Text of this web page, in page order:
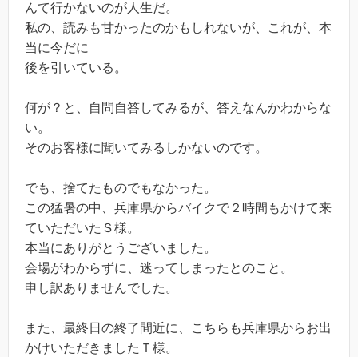
んて行かないのが人生だ。
私の、読みも甘かったのかもしれないが、これが、本
当に今だに
後を引いている。
何が？と、自問自答してみるが、答えなんかわからな
い。
そのお客様に聞いてみるしかないのです。
でも、捨てたものでもなかった。
この猛暑の中、兵庫県からバイクで２時間もかけて来
ていただいたＳ様。
本当にありがとうございました。
会場がわからずに、迷ってしまったとのこと。
申し訳ありませんでした。
また、最終日の終了間近に、こちらも兵庫県からお出
かけいただきましたＴ様。